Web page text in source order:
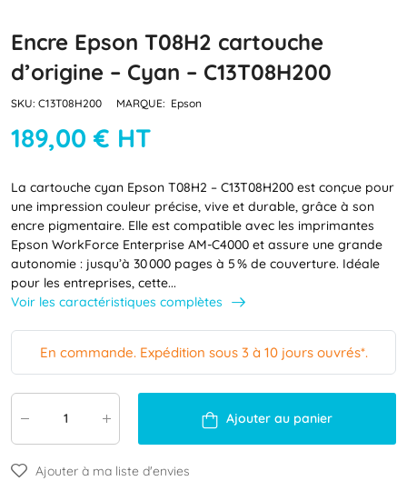
Encre Epson T08H2 cartouche
d’origine – Cyan – C13T08H200
SKU: C13T08H200 MARQUE: Epson
189,00 € HT
La cartouche cyan Epson T08H2 – C13T08H200 est conçue pour
une impression couleur précise, vive et durable, grâce à son
encre pigmentaire. Elle est compatible avec les imprimantes
Epson WorkForce Enterprise AM-C4000 et assure une grande
autonomie : jusqu’à 30 000 pages à 5 % de couverture. Idéale
pour les entreprises, cette...
Voir les caractéristiques complètes
En commande. Expédition sous 3 à 10 jours ouvrés*.
Ajouter au panier
Ajouter à ma liste d'envies